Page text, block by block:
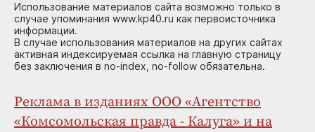
Использование материалов сайта возможно только в
случае упоминания www.kp40.ru как первоисточника
информации.
В случае использования материалов на других сайтах
активная индексируемая ссылка на главную страницу
без заключения в no-index, no-follow обязательна.
Реклама в изданиях ООО «Агентство
«Комсомольская правда - Калуга» и на